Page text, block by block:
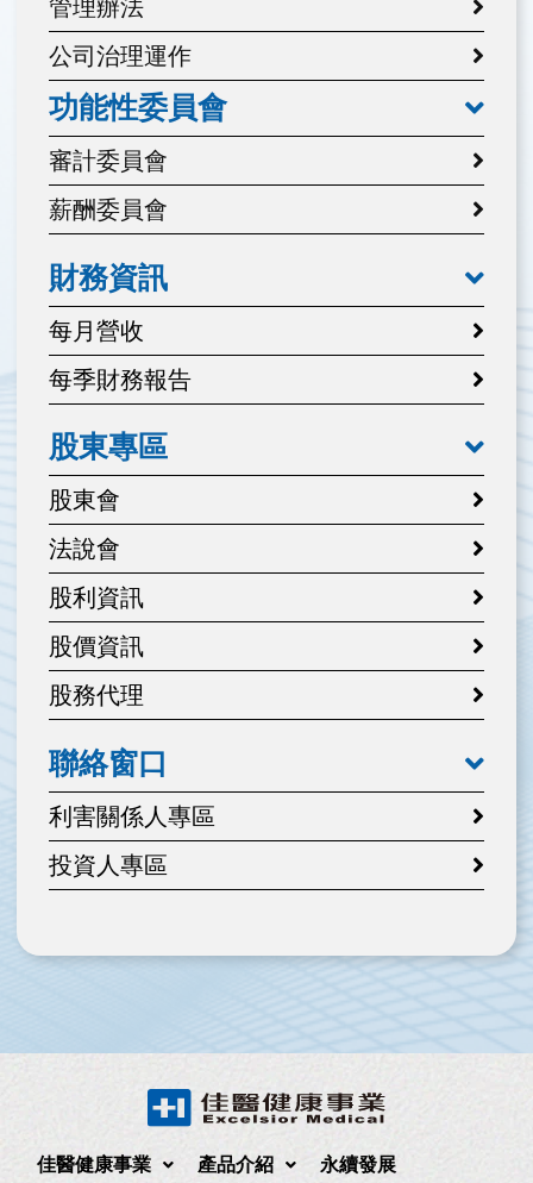
管理辦法
公司治理運作
功能性委員會
審計委員會
薪酬委員會
財務資訊
每月營收
每季財務報告
股東專區
股東會
法說會
股利資訊
股價資訊
股務代理
聯絡窗口
利害關係人專區
投資人專區
佳醫健康事業 產品介紹 永續發展